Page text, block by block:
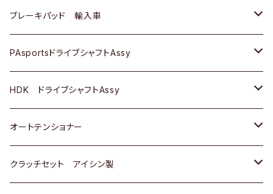
三菱
スバル
ＢＥＮＺ
三菱
スバル
マツダ
三菱
スバル
ダイハツ
マツダ
三菱
スバル
日産
ダイハツ
マツダ
三菱
スバル
日産
ダイハツ
マツダ
三菱
スバル
ホンダ
スズキ
日産
いすゞ
ダイハツ
ＡＵＤＩ
ＢＥＮＺ
ＢＭＷ
GOLF
ＷＡＧＥＮ
ブレーキパッド 輸入車
ＢＥＮＺ
ＢＭＷ
ＷＡＧＥＮ
ＶＯＬＶＯ
PAsportsドライブシャフトAssy
トヨタ
ホンダ
スズキ
HDK ドライブシャフトAssy
スズキ
ダイハツ
オートテンショナー
トヨタ
クラッチセット アイシン製